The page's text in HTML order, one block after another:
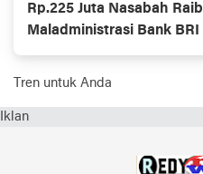
Rp.225 Juta Nasabah
Maladministrasi Bank
Konsumen Dipertanyakan
Tren untuk Anda
Iklan